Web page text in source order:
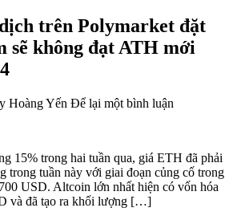
trên Polymarket đặt
sẽ không đạt ATH mới
Hoàng Yến Để lại một bình luận
15% trong hai tuần qua, giá ETH đã phải
trong tuần này với giai đoạn củng cố trong
USD. Altcoin lớn nhất hiện có vốn hóa
và đã tạo ra khối lượng […]